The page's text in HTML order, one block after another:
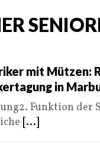
mit Mützen:
in
Funktion der
[...]